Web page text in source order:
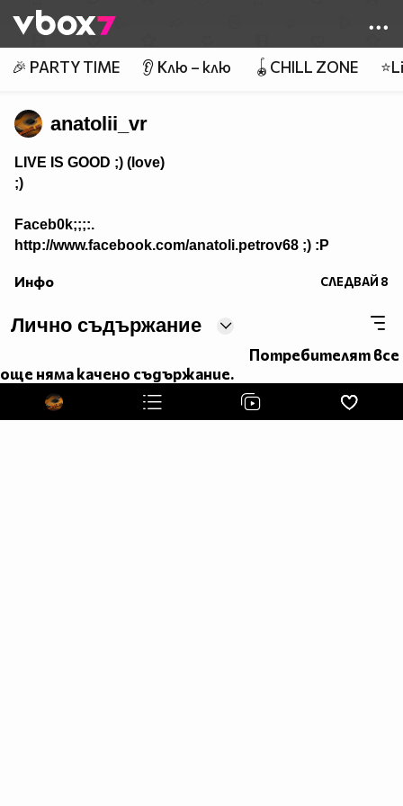
👾
🎉 PARTY TIME 👂 Клю – клю 🪀CHILL ZONE
anatolii_vr
LIVE IS GOOD ;) (love)
;)
Faceb0k;;;:.
http://www.facebook.com/anatoli.petrov68 ;) :P
Инфо СЛЕДВАЙ 8
Лично съдържание
Потребителят все
още няма качено съдържание.